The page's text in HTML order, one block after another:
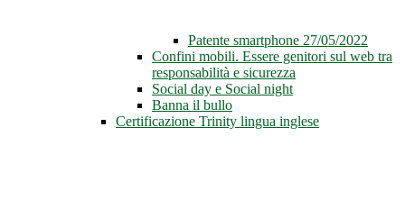
Patente smartphone 27/05/2022
Confini mobili. Essere genitori sul web tra
responsabilità e sicurezza
Social day e Social night
Banna il bullo
Certificazione Trinity lingua inglese